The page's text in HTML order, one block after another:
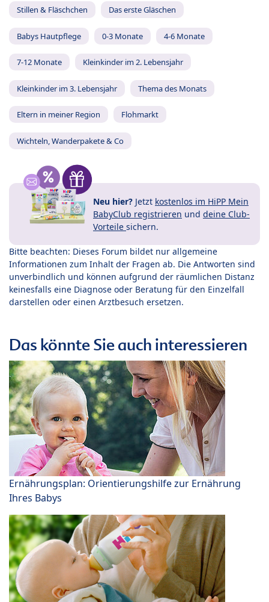
Stillen & Fläschchen Das erste Gläschen
Babys Hautpflege 0-3 Monate 4-6 Monate
7-12 Monate Kleinkinder im 2. Lebensjahr
Kleinkinder im 3. Lebensjahr Thema des Monats
Eltern in meiner Region Flohmarkt
Wichteln, Wanderpakete & Co
Neu hier? Jetzt kostenlos im HiPP Mein
BabyClub registrieren und deine Club-
Vorteile sichern.
Bitte beachten: Dieses Forum bildet nur allgemeine
Informationen zum Inhalt der Fragen ab. Die Antworten sind
unverbindlich und können aufgrund der räumlichen Distanz
keinesfalls eine Diagnose oder Beratung für den Einzelfall
darstellen oder einen Arztbesuch ersetzen.
Das könnte Sie auch interessieren
Ernährungsplan: Orientierungshilfe zur Ernährung
Ihres Babys